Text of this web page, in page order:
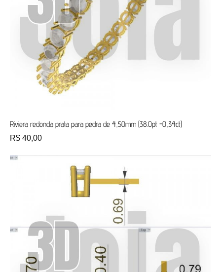
Riviera redonda prata para pedra de 4,50mm (38.0pt -0,34ct)
R$ 40,00